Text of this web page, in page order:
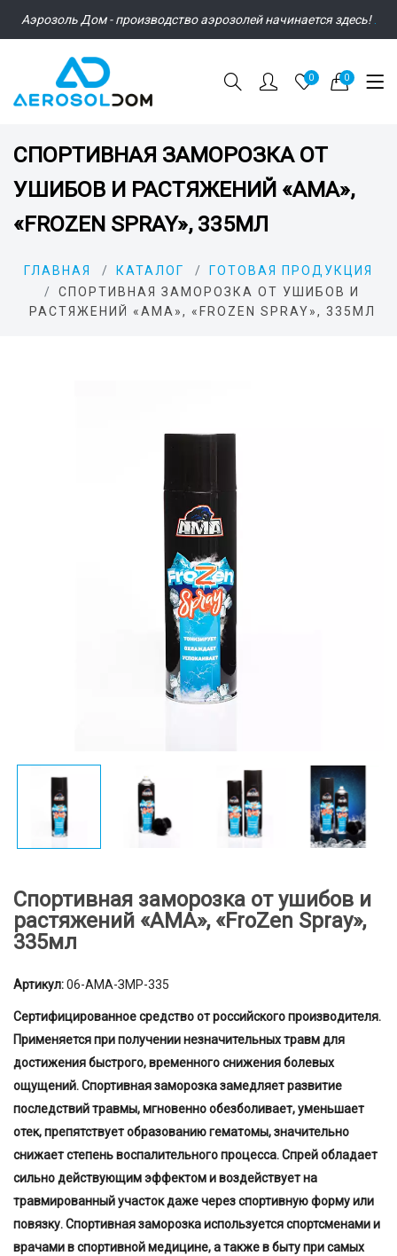
Аэрозоль Дом - производство аэрозолей начинается здесь!
0 0
СПОРТИВНАЯ ЗАМОРОЗКА ОТ
УШИБОВ И РАСТЯЖЕНИЙ «АМА»,
«FROZEN SPRAY», 335МЛ
ГЛАВНАЯ КАТАЛОГ
ГОТОВАЯ ПРОДУКЦИЯ
СПОРТИВНАЯ ЗАМОРОЗКА ОТ УШИБОВ И
РАСТЯЖЕНИЙ «АМА», «FROZEN SPRAY», 335МЛ
Спортивная заморозка от ушибов и
растяжений «АМА», «FroZen Spray»,
335мл
Артикул:06-АМА-ЗМР-335
Сертифицированное средство от российского производителя.
Применяется при получении незначительных травм для
достижения быстрого, временного снижения болевых
ощущений. Спортивная заморозка замедляет развитие
последствий травмы, мгновенно обезболивает, уменьшает
отек, препятствует образованию гематомы, значительно
снижает степень воспалительного процесса. Спрей обладает
сильно действующим эффектом и воздействует на
травмированный участок даже через спортивную форму или
повязку. Спортивная заморозка используется спортсменами и
врачами в спортивной медицине, а также в быту при самых